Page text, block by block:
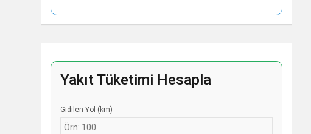
Yakıt Tüketimi Hesapla
Gidilen Yol (km)